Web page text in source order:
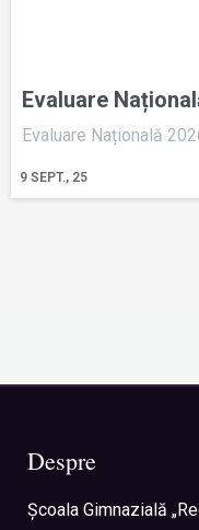
Evaluare
9 SEPT., 25
Evaluare Națională
Despre
Şcoala Gimnazială